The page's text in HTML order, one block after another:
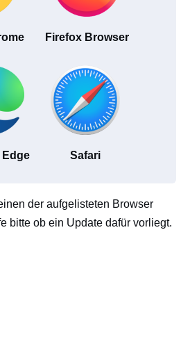
Firefox Browser
Edge Safari
der aufgelisteten Browser
bitte ob ein Update dafür vorliegt.